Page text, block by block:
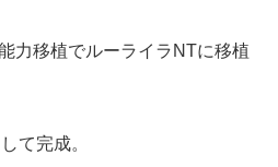
力移植でルーライラNTに移植
て完成。